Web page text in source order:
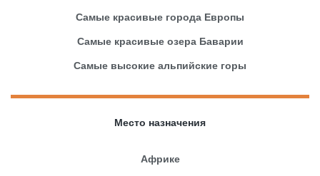
Самые красивые города Европы
Самые красивые озера Баварии
Самые высокие альпийские горы
Место назначения
Африке